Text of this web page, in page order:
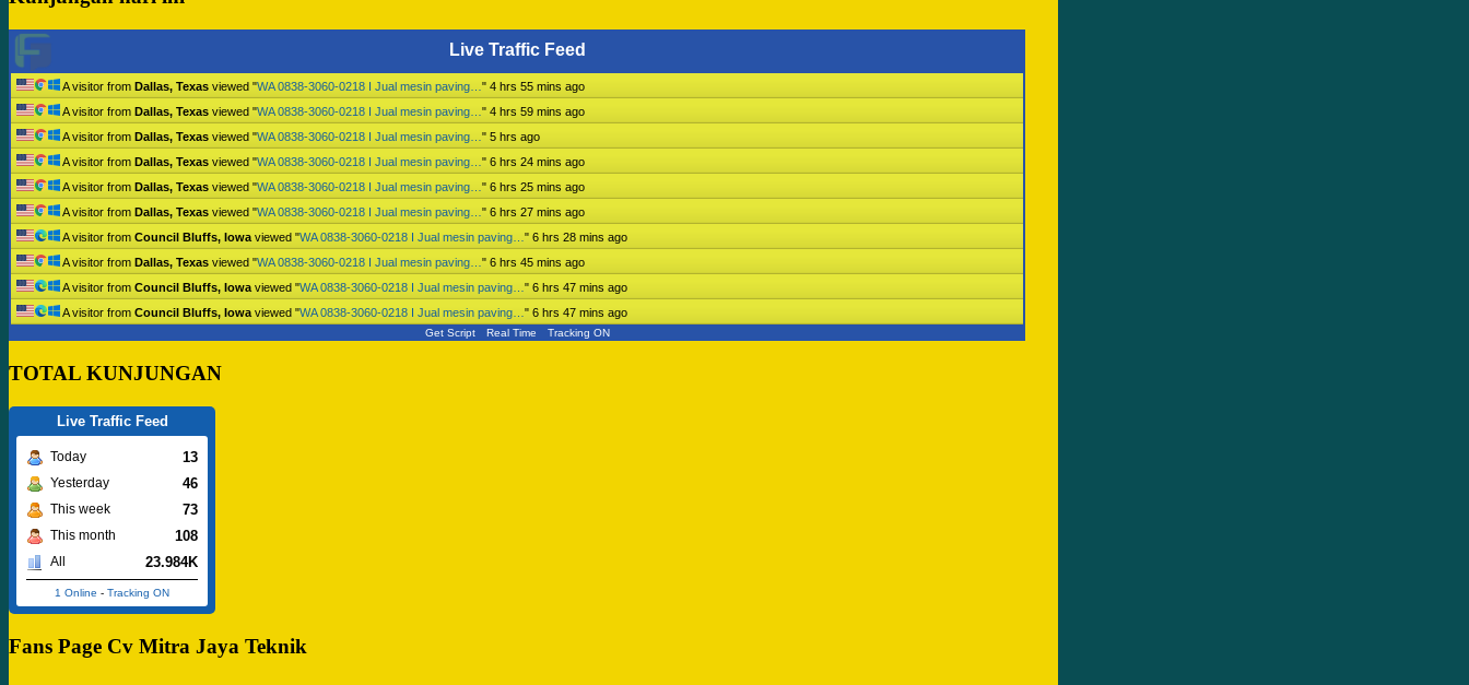
Live Traffic Feed
A visitor from Dallas, Texas viewed "WA 0838-3060-0218 I Jual mesin paving… " 4 hrs 55 mins ago
A visitor from Dallas, Texas viewed "WA 0838-3060-0218 I Jual mesin paving… " 4 hrs 59 mins ago
A visitor from Dallas, Texas viewed "WA 0838-3060-0218 I Jual mesin paving… " 5 hrs ago
A visitor from Dallas, Texas viewed "WA 0838-3060-0218 I Jual mesin paving… " 6 hrs 24 mins ago
A visitor from Dallas, Texas viewed "WA 0838-3060-0218 I Jual mesin paving… " 6 hrs 25 mins ago
A visitor from Dallas, Texas viewed "WA 0838-3060-0218 I Jual mesin paving… " 6 hrs 27 mins ago
A visitor from Council Bluffs, Iowa viewed "WA 0838-3060-0218 I Jual mesin paving… " 6 hrs 28 mins ago
A visitor from Dallas, Texas viewed "WA 0838-3060-0218 I Jual mesin paving… " 6 hrs 45 mins ago
A visitor from Council Bluffs, Iowa viewed "WA 0838-3060-0218 I Jual mesin paving… " 6 hrs 47 mins ago
A visitor from Council Bluffs, Iowa viewed "WA 0838-3060-0218 I Jual mesin paving… " 6 hrs 47 mins ago
Get Script Real Time Tracking ON
TOTAL KUNJUNGAN
Live Traffic Feed
Today 13
Yesterday 46
This week 73
This month 108
All 23.984K
1 Online - Tracking ON
Fans Page Cv Mitra Jaya Teknik